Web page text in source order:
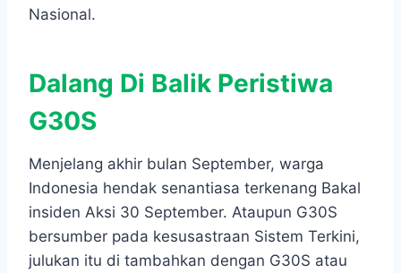
Nasional.
Dalang Di Balik Peristiwa
G30S
Menjelang akhir bulan September, warga
Indonesia hendak senantiasa terkenang Bakal
insiden Aksi 30 September. Ataupun G30S
bersumber pada kesusastraan Sistem Terkini,
julukan itu di tambahkan dengan G30S atau